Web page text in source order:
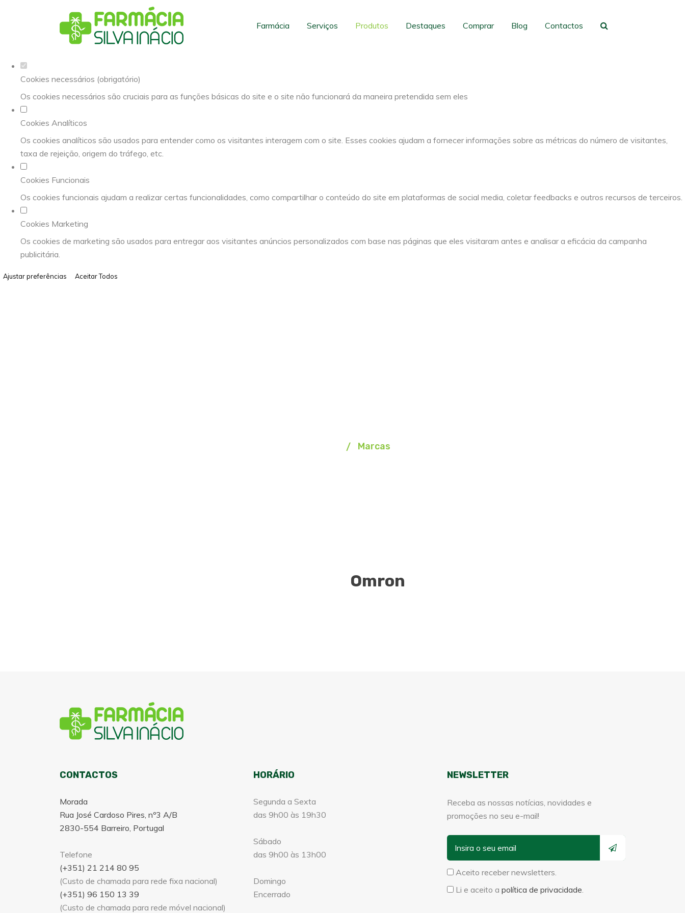
Defina as suas preferências de cookies para este website.
Este website utiliza cookies estritamente necessários, analíticos e funcionais, para lhe oferecer uma boa experiência de navegação e acesso a todas as funcionalidades.
política de privacidade e de Cookies
Cookies necessários (obrigatório)
Os cookies necessários são cruciais para as funções básicas do site e o site não funcionará da maneira pretendida sem eles
Cookies Analíticos
Os cookies analíticos são usados para entender como os visitantes interagem com o site. Esses cookies ajudam a fornecer informações sobre as métricas do número de visitantes,
taxa de rejeição, origem do tráfego, etc.
Cookies Funcionais
Os cookies funcionais ajudam a realizar certas funcionalidades, como compartilhar o conteúdo do site em plataformas de social media, coletar feedbacks e outros recursos de terceiros.
Cookies Marketing
Os cookies de marketing são usados para entregar aos visitantes anúncios personalizados com base nas páginas que eles visitaram antes e analisar a eficácia da campanha
publicitária.
Ajustar preferências Aceitar Todos
Farmácia Serviços Produtos Destaques Comprar Blog Contactos
Marcas
Omron
CONTACTOS
Morada
Rua José Cardoso Pires, nº3 A/B
2830-554 Barreiro, Portugal
Telefone
(+351) 21 214 80 95
(Custo de chamada para rede fixa nacional)
(+351) 96 150 13 39
(Custo de chamada para rede móvel nacional)
HORÁRIO
Segunda a Sexta
das 9h00 às 19h30
Sábado
das 9h00 às 13h00
Domingo
Encerrado
NEWSLETTER
Receba as nossas notícias, novidades e
promoções no seu e-mail!
Aceito receber newsletters.
Li e aceito a política de privacidade.